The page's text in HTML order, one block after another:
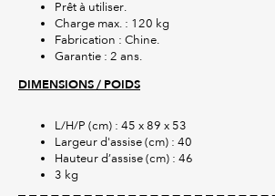
Prêt à utiliser.
Charge max. : 120 kg
Fabrication : Chine.
Garantie : 2 ans.
DIMENSIONS / POIDS
L/H/P (cm) : 45 x 89 x 53
Largeur d'assise (cm) : 40
Hauteur d’assise (cm) : 46
3 kg